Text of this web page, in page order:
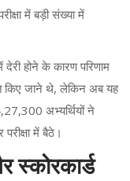
में बड़ी संख्या में
होने के कारण परिणाम
किए जाने थे, लेकिन अब यह
अभ्यर्थियों ने
में बैठे।
स्कोरकार्ड